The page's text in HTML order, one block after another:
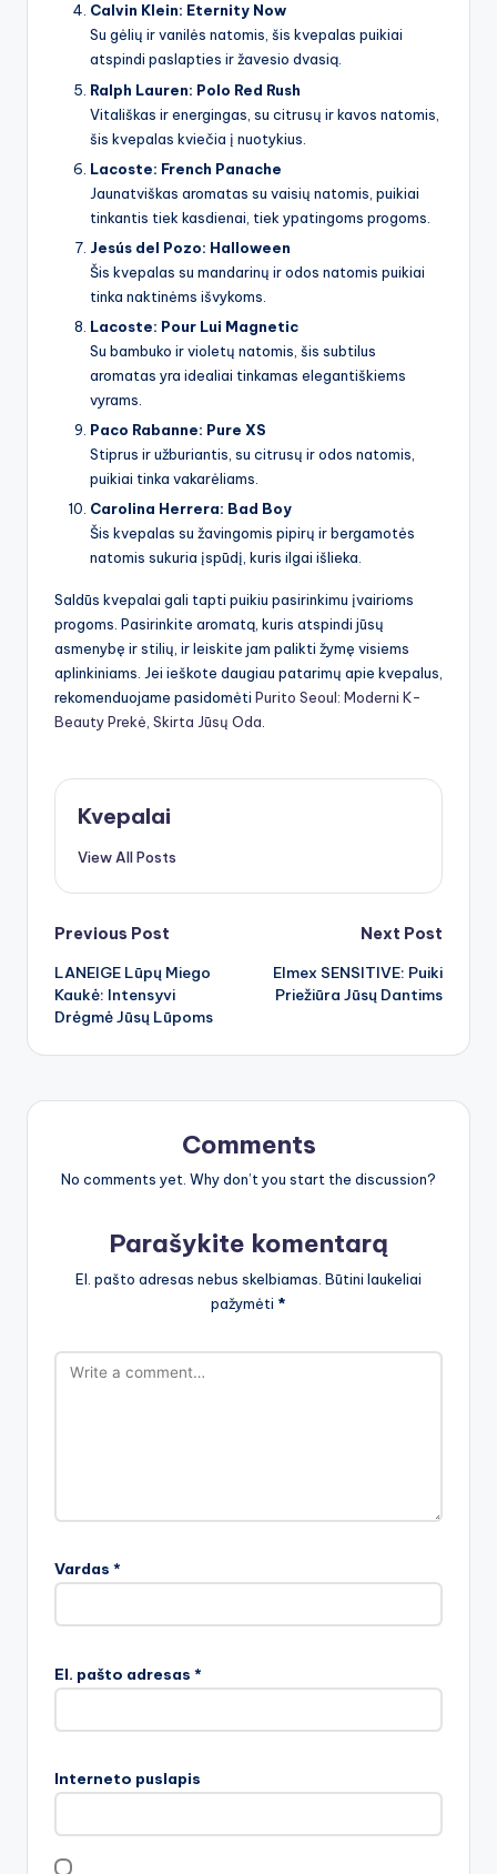
Calvin Klein: Eternity Now
Su gėlių ir vanilės natomis, šis kvepalas puikiai
atspindi paslapties ir žavesio dvasią.
Ralph Lauren: Polo Red Rush
Vitališkas ir energingas, su citrusų ir kavos natomis,
šis kvepalas kviečia į nuotykius.
Lacoste: French Panache
Jaunatviškas aromatas su vaisių natomis, puikiai
tinkantis tiek kasdienai, tiek ypatingoms progoms.
Jesús del Pozo: Halloween
Šis kvepalas su mandarinų ir odos natomis puikiai
tinka naktinėms išvykoms.
Lacoste: Pour Lui Magnetic
Su bambuko ir violetų natomis, šis subtilus
aromatas yra idealiai tinkamas elegantiškiems
vyrams.
Paco Rabanne: Pure XS
Stiprus ir užburiantis, su citrusų ir odos natomis,
puikiai tinka vakarėliams.
Carolina Herrera: Bad Boy
Šis kvepalas su žavingomis pipirų ir bergamotės
natomis sukuria įspūdį, kuris ilgai išlieka.
Saldūs kvepalai gali tapti puikiu pasirinkimu įvairioms
progoms. Pasirinkite aromatą, kuris atspindi jūsų
asmenybę ir stilių, ir leiskite jam palikti žymę visiems
aplinkiniams. Jei ieškote daugiau patarimų apie kvepalus,
rekomenduojame pasidomėti Purito Seoul: Moderni K-
Beauty Prekė, Skirta Jūsų Oda
Kvepalai
View All Posts
Post
navigation
Previous Post
LANEIGE Lūpų Miego
Kaukė: Intensyvi
Drėgmė Jūsų Lūpoms
Next Post
Elmex SENSITIVE: Puiki
Priežiūra Jūsų Dantims
Comments
No comments yet. Why don’t you start the discussion?
Parašykite komentarą
El. pašto adresas nebus skelbiamas. Būtini laukeliai
pažymėti *
Vardas *
El. pašto adresas *
Interneto puslapis